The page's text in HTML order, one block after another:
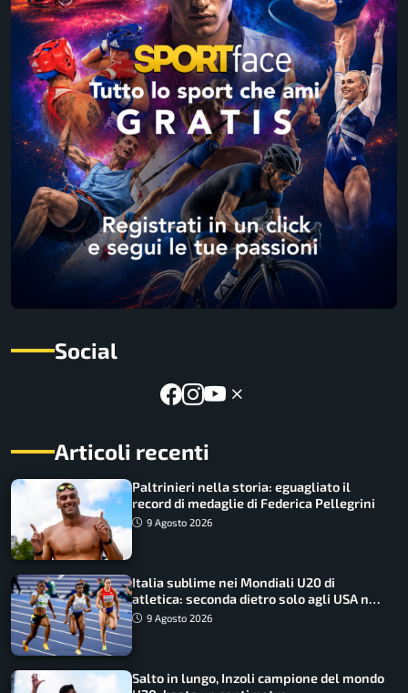
Social
Articoli recenti
Paltrinieri nella storia: eguagliato il
record di medaglie di Federica Pellegrini
9 Agosto 2026
Italia sublime nei Mondiali U20 di
atletica: seconda dietro solo agli USA nel
medagliere
9 Agosto 2026
Salto in lungo, Inzoli campione del mondo